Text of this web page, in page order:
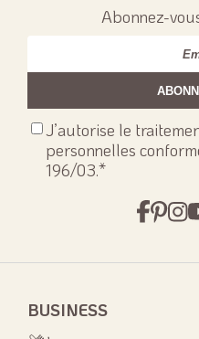
Abonnez-
Consenso
privacy*
J’autorise le
personnelles
196/03.*
BUSINESS